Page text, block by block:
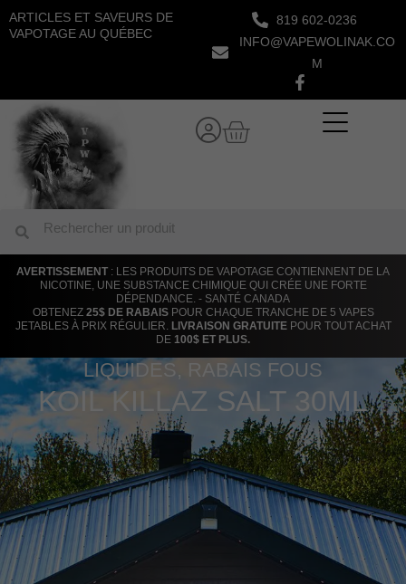
Aller
au
ARTICLES ET SAVEURS DE
VAPOTAGE AU QUÉBEC
819 602-0236
INFO@VAPEWOLINAK.CO
M
Panier
Rechercher
AVERTISSEMENT : LES PRODUITS DE VAPOTAGE CONTIENNENT DE LA
NICOTINE, UNE SUBSTANCE CHIMIQUE QUI CRÉE UNE FORTE
DÉPENDANCE. - SANTÉ CANADA
OBTENEZ 25$ DE RABAISPOUR CHAQUE TRANCHE DE 5 VAPES
JETABLES À PRIX RÉGULIER. LIVRAISON GRATUITEPOUR TOUT ACHAT
DE 100$ ET PLUS.
LIQUIDES, RABAIS FOUS
KOIL KILLAZ SALT 30ML